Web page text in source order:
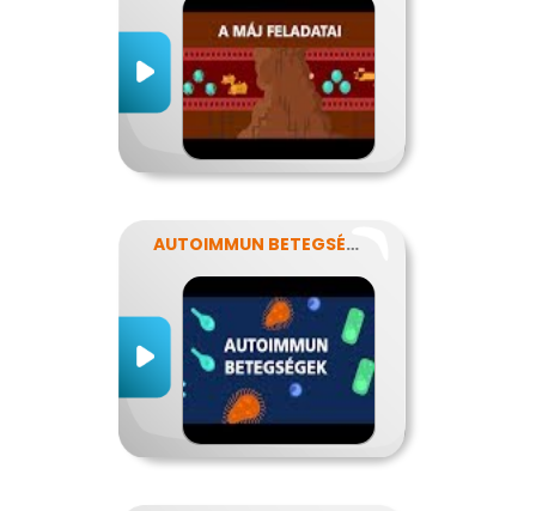
AUTOIMMUN BETEGSÉGEK